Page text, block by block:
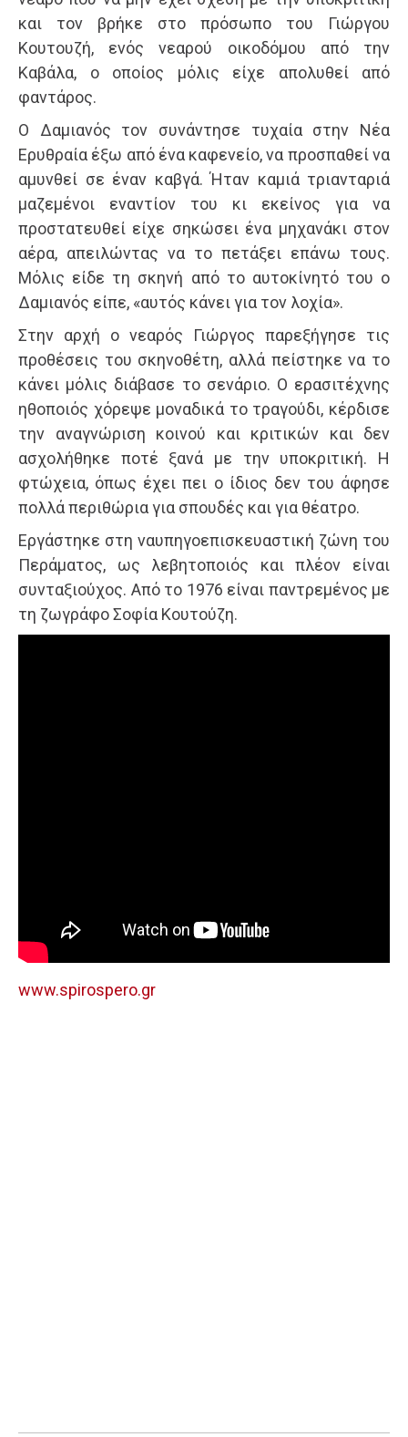
και τον βρήκε στο πρόσωπο του Γιώργου
Κουτουζή, ενός νεαρού οικοδόμου από την
Καβάλα, ο οποίος μόλις είχε απολυθεί από
φαντάρος.
Ο Δαμιανός τον συνάντησε τυχαία στην Νέα
Ερυθραία έξω από ένα καφενείο, να προσπαθεί να
αμυνθεί σε έναν καβγά. Ήταν καμιά τριανταριά
μαζεμένοι εναντίον του κι εκείνος για να
προστατευθεί είχε σηκώσει ένα μηχανάκι στον
αέρα, απειλώντας να το πετάξει επάνω τους.
Μόλις είδε τη σκηνή από το αυτοκίνητό του ο
Δαμιανός είπε, «αυτός κάνει για τον λοχία».
Στην αρχή ο νεαρός Γιώργος παρεξήγησε τις
προθέσεις του σκηνοθέτη, αλλά πείστηκε να το
κάνει μόλις διάβασε το σενάριο. Ο ερασιτέχνης
ηθοποιός χόρεψε μοναδικά το τραγούδι, κέρδισε
την αναγνώριση κοινού και κριτικών και δεν
ασχολήθηκε ποτέ ξανά με την υποκριτική. Η
φτώχεια, όπως έχει πει ο ίδιος δεν του άφησε
πολλά περιθώρια για σπουδές και για θέατρο.
Εργάστηκε στη ναυπηγοεπισκευαστική ζώνη του
Περάματος, ως λεβητοποιός και πλέον είναι
συνταξιούχος. Από το 1976 είναι παντρεμένος με
τη ζωγράφο Σοφία Κουτούζη.
www.spirospero.gr